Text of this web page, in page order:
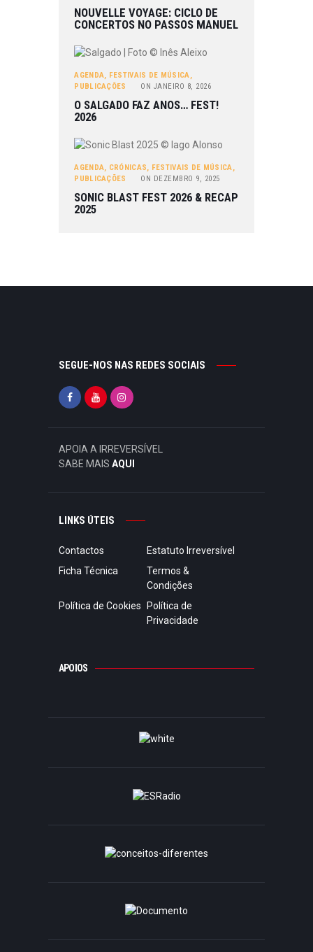
NOUVELLE VOYAGE: CICLO DE
CONCERTOS NO PASSOS MANUEL
AGENDA, FESTIVAIS DE MÚSICA,
PUBLICAÇÕES
ON JANEIRO 8, 2026
O SALGADO FAZ ANOS… FEST!
2026
AGENDA, CRÓNICAS, FESTIVAIS DE MÚSICA,
PUBLICAÇÕES
ON DEZEMBRO 9, 2025
SONIC BLAST FEST 2026 & RECAP
2025
SEGUE-NOS NAS REDES SOCIAIS
APOIA A IRREVERSÍVEL
SABE MAIS AQUI
LINKS ÚTEIS
Contactos
Estatuto Irreversível
Ficha Técnica
Termos &
Condições
Política de Cookies
Política de
Privacidade
APOIOS